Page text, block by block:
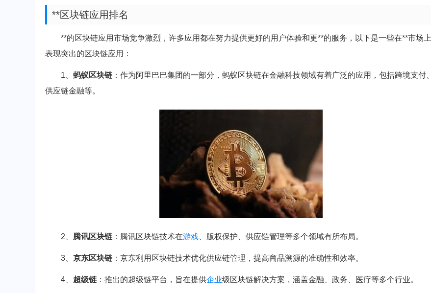
**区块链应用排名
**的区块链应用市场竞争激烈，许多应用都在努力提供更好的用户体验和更**的服务，以下是一些在**市场上
表现突出的区块链应用：
1、 蚂蚁区块链 ：作为阿里巴巴集团的一部分，蚂蚁区块链在金融科技领域有着广泛的应用，包括跨境支付、
供应链金融等。
2、 腾讯区块链 ：腾讯区块链技术在游戏 、版权保护、供应链管理等多个领域有所布局。
3、 京东区块链 ：京东利用区块链技术优化供应链管理，提高商品溯源的准确性和效率。
4、 超级链 ：推出的超级链平台，旨在提供企业级区块链解决方案，涵盖金融、政务、医疗等多个行业。